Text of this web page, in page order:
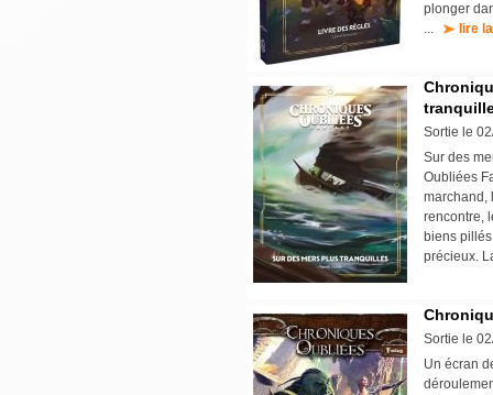
plonger
...
lire
Sortie le
Sur des
Oubliées
marchand,
rencontre,
biens
précieux.
Sortie le
Un écran